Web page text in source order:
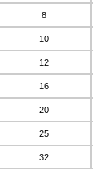
8
10
12
16
20
25
32